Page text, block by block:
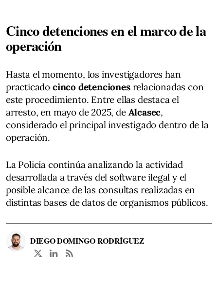
Cinco detenciones en el marco de la
operación
Hasta el momento, los investigadores han
practicado cinco detencionesrelacionadas con
este procedimiento. Entre ellas destaca el
arresto, en mayo de 2025, de Alcasec,
considerado el principal investigado dentro de la
operación.
La Policía continúa analizando la actividad
desarrollada a través del software ilegal y el
posible alcance de las consultas realizadas en
distintas bases de datos de organismos públicos.
DIEGO DOMINGO RODRÍGUEZ